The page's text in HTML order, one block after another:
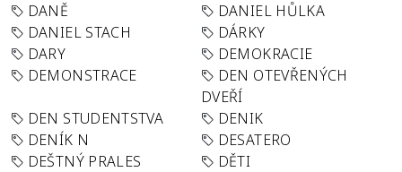
DANĚ
DANIEL HŮLKA
DANIEL STACH
DÁRKY
DARY
DEMOKRACIE
DEMONSTRACE
DEN OTEVŘENÝCH
DVEŘÍ
DEN STUDENTSTVA
DENIK
DENÍK N
DESATERO
DEŠTNÝ PRALES
DĚTI